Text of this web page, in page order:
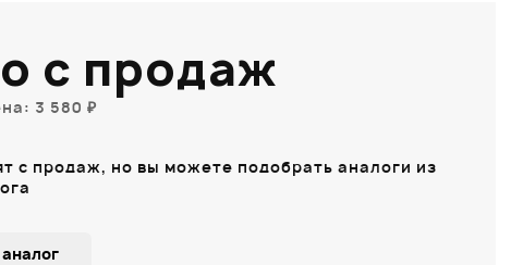
с продаж
3 580 ₽
с продаж, но вы можете подобрать аналоги из